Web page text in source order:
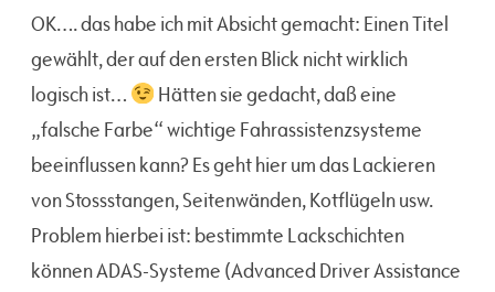
OK…. das habe ich mit Absicht gemacht: Einen Titel
gewählt, der auf den ersten Blick nicht wirklich
logisch ist…
Hätten sie gedacht, daß eine
„falsche Farbe“ wichtige Fahrassistenzsysteme
beeinflussen kann? Es geht hier um das Lackieren
von Stossstangen, Seitenwänden, Kotflügeln usw.
Problem hierbei ist: bestimmte Lackschichten
können ADAS-Systeme (Advanced Driver Assistance